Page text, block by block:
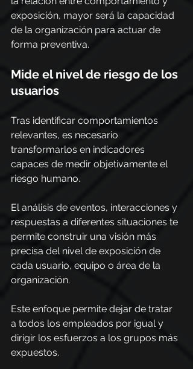
exposición, mayor será la capacidad
de la organización para actuar de
forma preventiva.
Mide el nivel de riesgo de los
usuarios
Tras identificar comportamientos
relevantes, es necesario
transformarlos en indicadores
capaces de medir objetivamente el
riesgo humano.
El análisis de eventos, interacciones y
respuestas a diferentes situaciones te
permite construir una visión más
precisa del nivel de exposición de
cada usuario, equipo o área de la
organización.
Este enfoque permite dejar de tratar
a todos los empleados por igual y
dirigir los esfuerzos a los grupos más
expuestos.